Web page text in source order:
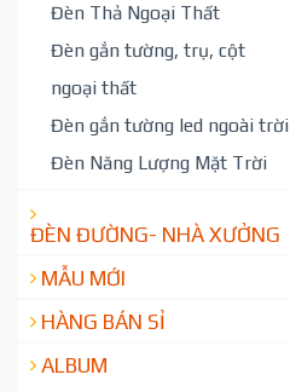
Đèn Thả Ngoại Thất
Đèn gắn tường, trụ, cột
ngoại thất
Đèn gắn tường led ngoài trời
Đèn Năng Lượng Mặt Trời
ĐÈN ĐƯỜNG- NHÀ XƯỞNG
MẪU MỚI
HÀNG BÁN SỈ
ALBUM